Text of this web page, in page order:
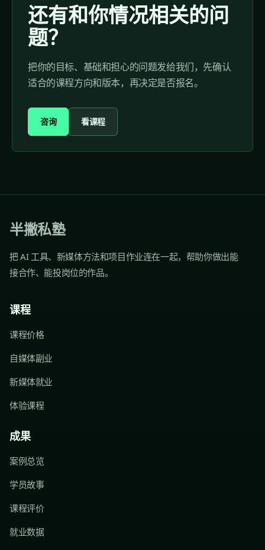
还有和你情况相关的问
题？
把你的目标、基础和担心的问题发给我们，先确认
适合的课程方向和版本，再决定是否报名。
咨询 看课程
半撇私塾
把 AI 工具、新媒体方法和项目作业连在一起，帮助你做出能
接合作、能投岗位的作品。
课程
课程价格
自媒体副业
新媒体就业
体验课程
成果
案例总览
学员故事
课程评价
就业数据